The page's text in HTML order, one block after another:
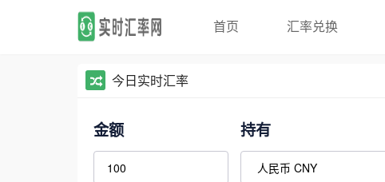
首页 汇率兑换
今日实时汇率
金额 持有